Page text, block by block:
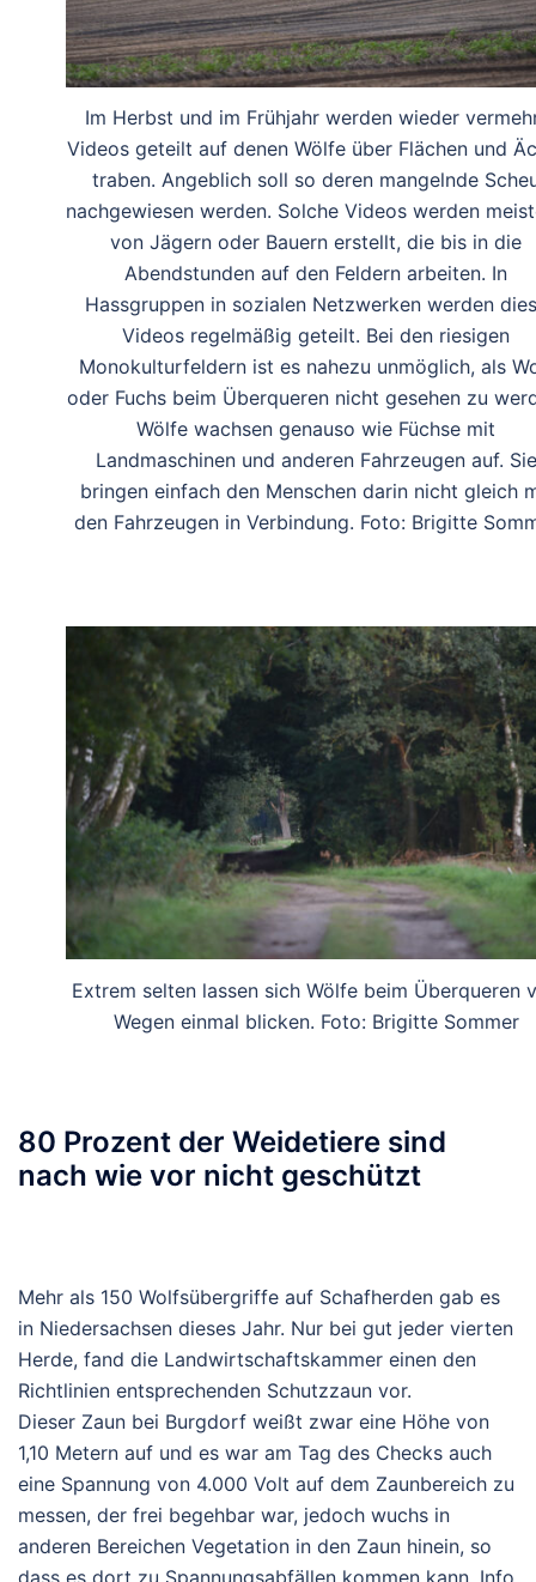
Im Herbst und im Frühjahr werden wieder
Videos geteilt auf denen Wölfe über Flächen und
traben. Angeblich soll so deren mangelnde
nachgewiesen werden. Solche Videos werden
von Jägern oder Bauern erstellt, die bis in die
Abendstunden auf den Feldern arbeiten. In
Hassgruppen in sozialen Netzwerken werden
Videos regelmäßig geteilt. Bei den riesigen
Monokulturfeldern ist es nahezu unmöglich, als
oder Fuchs beim Überqueren nicht gesehen zu
Wölfe wachsen genauso wie Füchse mit
Landmaschinen und anderen Fahrzeugen auf. Sie
bringen einfach den Menschen darin nicht gleich
den Fahrzeugen in Verbindung. Foto: Brigitte
Extrem selten lassen sich Wölfe beim Überqueren
Wegen einmal blicken. Foto: Brigitte Sommer
80 Prozent der Weidetiere sind
nach wie vor nicht geschützt
Mehr als 150 Wolfsübergriffe auf Schafherden gab es
in Niedersachsen dieses Jahr. Nur bei gut jeder vierten
Herde, fand die Landwirtschaftskammer einen den
Richtlinien entsprechenden Schutzzaun vor.
Dieser Zaun bei Burgdorf weißt zwar eine Höhe von
1,10 Metern auf und es war am Tag des Checks auch
eine Spannung von 4.000 Volt auf dem Zaunbereich zu
messen, der frei begehbar war, jedoch wuchs in
anderen Bereichen Vegetation in den Zaun hinein, so